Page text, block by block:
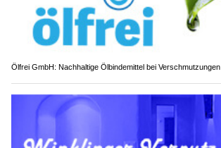
Ölfrei GmbH: Nachhaltige Ölbindemittel bei Verschmutzungen